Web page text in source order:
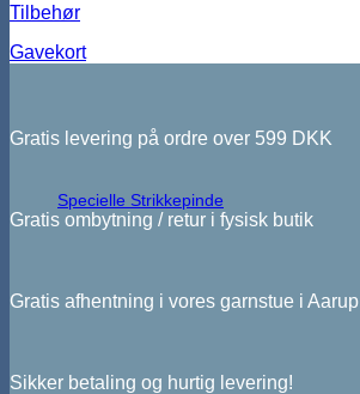
Specielle Strikkepinde
Tilbehør
Gavekort
Gratis levering på ordre over 599 DKK
Gratis ombytning / retur i fysisk butik
Gratis afhentning i vores garnstue i Aarup
Sikker betaling og hurtig levering!